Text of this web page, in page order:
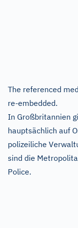
The referenced
re-embedded.
In Großbritannien
hauptsächlich auf
polizeiliche
sind die
Police.